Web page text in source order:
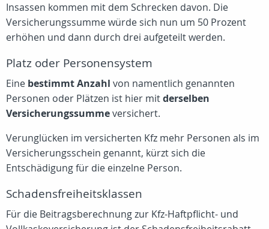
Insassen kommen mit dem Schrecken davon. Die
Versicherungssumme würde sich nun um 50 Prozent
erhöhen und dann durch drei aufgeteilt werden.
Platz oder Personensystem
Eine bestimmt Anzahl von namentlich genannten
Personen oder Plätzen ist hier mitderselben
Versicherungssummeversichert.
Verunglücken im versicherten Kfz mehr Personen als im
Versicherungsschein genannt, kürzt sich die
Entschädigung für die einzelne Person.
Schadensfreiheitsklassen
Für die Beitragsberechnung zur Kfz-Haftpflicht- und